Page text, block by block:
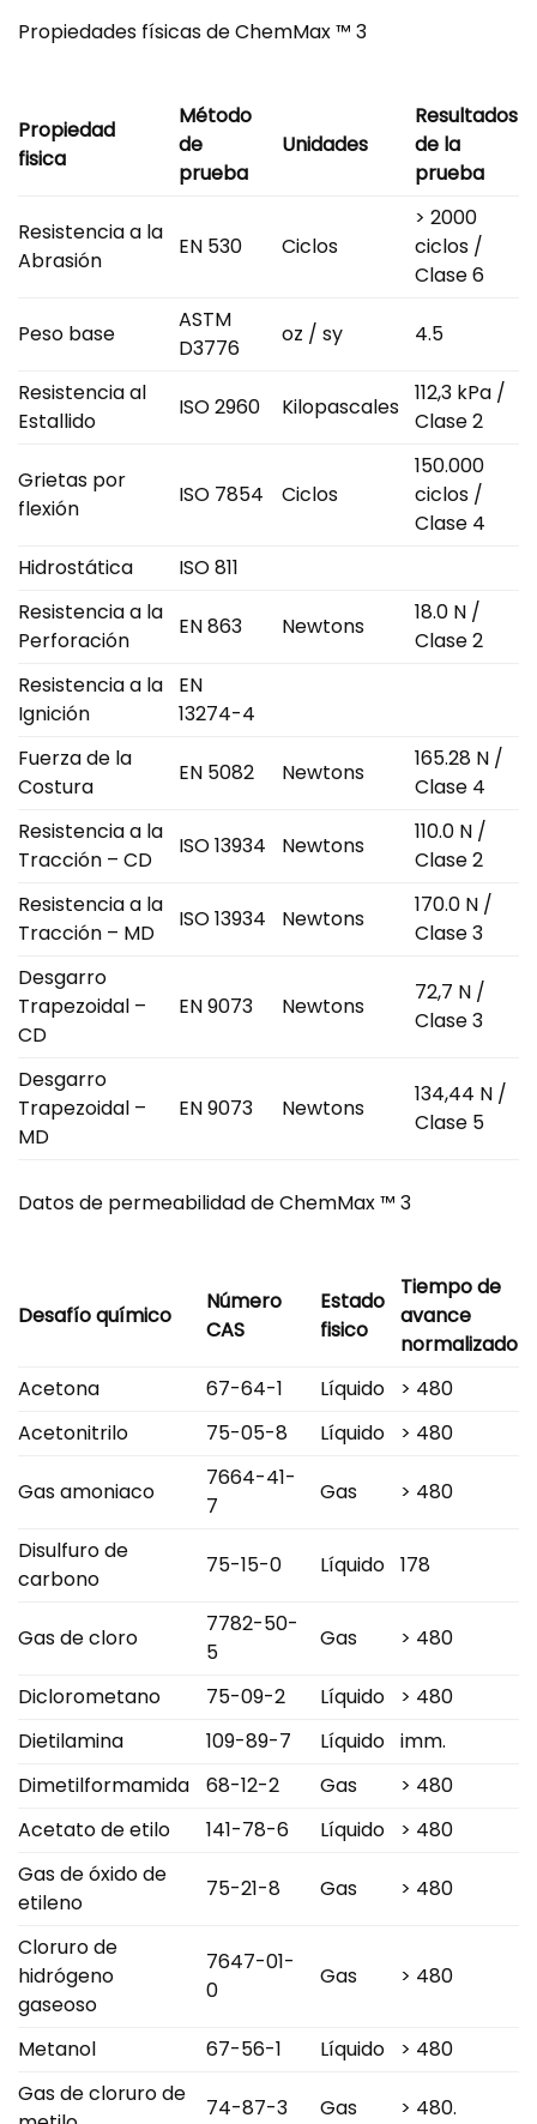
Propiedades físicas de ChemMax ™ 3
Propiedad
fisica
Método
de
prueba
Unidades
Resultados
de la
prueba
Resistencia a la
Abrasión
EN 530 Ciclos
> 2000
ciclos /
Clase 6
Peso base
ASTM
D3776
oz / sy 4.5
Resistencia al
Estallido
ISO 2960 Kilopascales
112,3 kPa /
Clase 2
Grietas por
flexión
ISO 7854 Ciclos
150.000
ciclos /
Clase 4
Hidrostática
ISO 811
Resistencia a la
Perforación
EN 863 Newtons
18.0 N /
Clase 2
Resistencia a la
Ignición
EN
13274-4
Fuerza de la
Costura
EN 5082 Newtons
165.28 N /
Clase 4
Resistencia a la
Tracción – CD
ISO 13934 Newtons
110.0 N /
Clase 2
Resistencia a la
Tracción – MD
ISO 13934 Newtons
170.0 N /
Clase 3
Desgarro
Trapezoidal –
CD
EN 9073 Newtons
72,7 N /
Clase 3
Desgarro
Trapezoidal –
MD
EN 9073 Newtons
134,44 N /
Clase 5
Datos de permeabilidad de ChemMax ™ 3
Desafío químico
Número
CAS
Estado
fisico
Tiempo de
avance
normalizado
Acetona
67-64-1 Líquido
> 480
Acetonitrilo
75-05-8 Líquido > 480
Gas amoniaco
7664-41-
7
Gas > 480
Disulfuro de
carbono
75-15-0 Líquido 178
Gas de cloro
7782-50-
5
Gas > 480
Diclorometano 75-09-2 Líquido
> 480
Dietilamina
109-89-7 Líquido imm.
Dimetilformamida
68-12-2 Gas
> 480
Acetato de etilo
141-78-6 Líquido
> 480
Gas de óxido de
etileno
75-21-8 Gas > 480
Cloruro de
hidrógeno
gaseoso
7647-01-
0
Gas > 480
Metanol 67-56-1 Líquido
> 480
Gas de cloruro de
74-87-3 Gas > 480.